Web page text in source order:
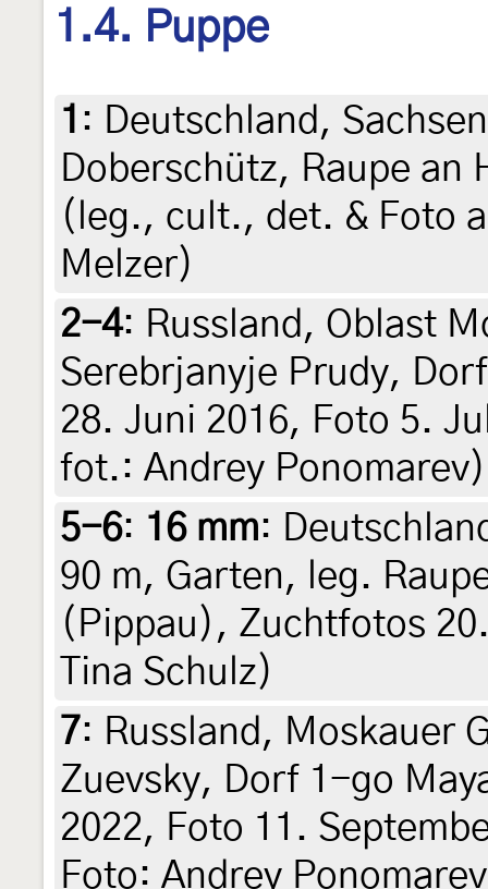
1.4. Puppe
1 : Deutschland,
Doberschütz, Raupe an
(leg., cult., det. & Foto
Melzer)
2-4: Russland, Oblast
Serebrjanyje Prudy,
28. Juni 2016, Foto 5.
fot.: Andrey Ponomarev)
5-6: 16 mm:
90 m, Garten, leg.
(Pippau), Zuchtfotos
Tina Schulz)
7: Russland, Moskauer
Zuevsky, Dorf 1-go
2022, Foto 11.
Foto: Andrey